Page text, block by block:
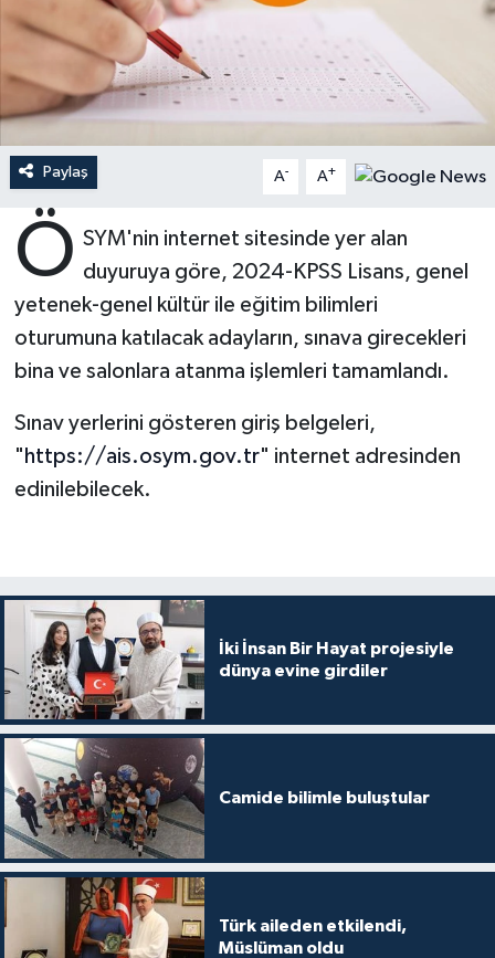
Paylaş A- A+
Ö SYM'nin internet sitesinde yer alan
duyuruya göre, 2024-KPSS Lisans, genel
yetenek-genel kültür ile eğitim bilimleri
oturumuna katılacak adayların, sınava girecekleri
bina ve salonlara atanma işlemleri tamamlandı.
Sınav yerlerini gösteren giriş belgeleri,
" https://ais.osym.gov.tr" internet adresinden
edinilebilecek.
İki İnsan Bir Hayat projesiyle
dünya evine girdiler
Camide bilimle buluştular
Türk aileden etkilendi,
Müslüman oldu
Aydın Müftülüğü
Balıkesir Müftülüğü
Bartın Müftülüğü
Bayburt Müftülüğü
Bilecik Müftülüğü
Bingöl Müftülüğü
Bitlis Müftülüğü
Bolu Müftülüğü
Bursa Müftülüğü
Çanakkale Müftülüğü
Çankırı Müftülüğü
Çorum Müftülüğü
Denizli Müftülüğü
Diyarbakır Müftülüğü
Düzce Müftülüğü
Mukabele
Peygamberimizin Hayatı
Ramazan
Zekat
DİYANET GENÇLİK
DİYANET RADYO/TV
DEPREM
Eğitim
Kültür-Sanat
Aile
Sağlık
Makaleler
Duyurular
Podcast
Bilim, Teknoloji
Biyografiler
Diyanet TV
İhtida Haberleri
YAŞAM